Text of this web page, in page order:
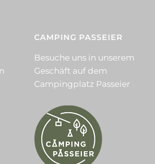
CAMPING PASSEIER
Besuche uns in unserem
Geschäft auf dem
Campingplatz Passeier